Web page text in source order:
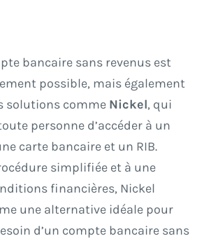
bancaire sans revenus est
possible, mais également
solutions comme Nickel, qui
personne d’accéder à un
carte bancaire et un RIB.
simplifiée et à une
financières, Nickel
une alternative idéale pour
d’un compte bancaire sans